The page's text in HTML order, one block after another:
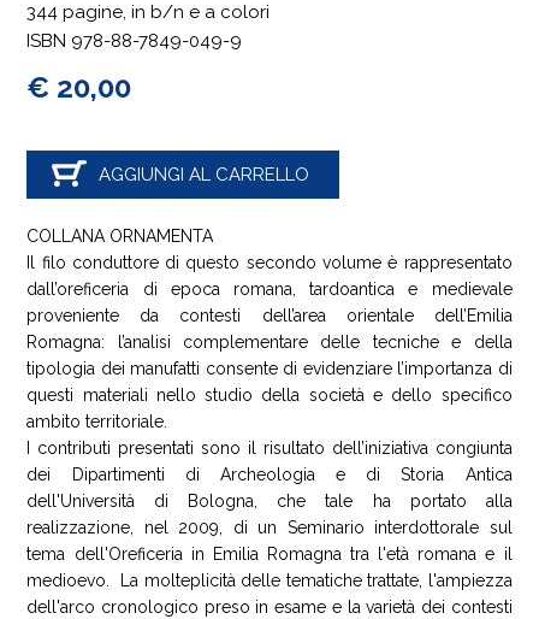
344 pagine, in b/n e a colori
ISBN 978-88-7849-049-9
€ 20,00
AGGIUNGI AL CARRELLO
COLLANA ORNAMENTA
Il filo conduttore di questo secondo volume è rappresentato
dall’oreficeria di epoca romana, tardoantica e medievale
proveniente da contesti dell’area orientale dell’Emilia
Romagna: l’analisi complementare delle tecniche e della
tipologia dei manufatti consente di evidenziare l’importanza di
questi materiali nello studio della società e dello specifico
ambito territoriale.
I contributi presentati sono il risultato dell’iniziativa congiunta
dei Dipartimenti di Archeologia e di Storia Antica
dell'Università di Bologna, che tale ha portato alla
realizzazione, nel 2009, di un Seminario interdottorale sul
tema dell'Oreficeria in Emilia Romagna tra l'età romana e il
medioevo. La molteplicità delle tematiche trattate, l'ampiezza
dell'arco cronologico preso in esame e la varietà dei contesti